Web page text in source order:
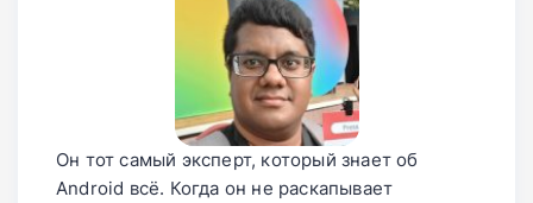
Он тот самый эксперт, который знает об
Android всё. Когда он не раскапывает